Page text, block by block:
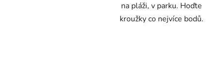
na pláži, v parku. Hoďte
kroužky co nejvíce bodů.